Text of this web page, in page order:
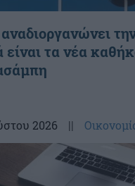
τα νέα
2026 ||